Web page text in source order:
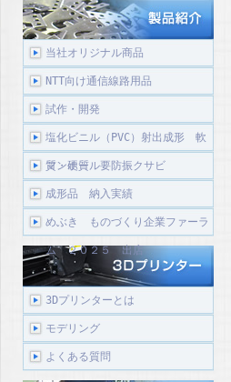
当社オリジナル商品
NTT向け通信線路用品
試作・開発
塩化ビニル（PVC）射出成形 軟
質・硬質
マンホール要防振クサビ
成形品 納入実績
めぶき ものづくり企業ファーラ
ム ２０２５ 出店
3Dプリンターとは
モデリング
よくある質問